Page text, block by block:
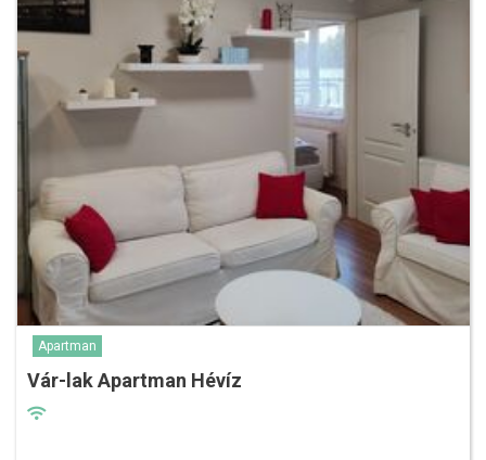
Apartman
Vár-lak Apartman Hévíz